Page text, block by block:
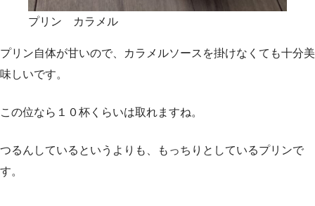
プリン カラメル
プリン自体が甘いので、カラメルソースを掛けなくても十分美
味しいです。
この位なら１０杯くらいは取れますね。
つるんしているというよりも、もっちりとしているプリンで
す。